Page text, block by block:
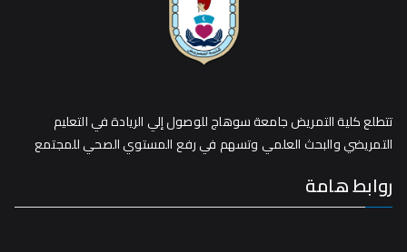
تتطلع كلية التمريض جامعة سوهاج للوصول إلي الريادة في التعليم
التمريضي والبحث العلمي وتسهم في رفع المستوي الصحي للمجتمع
روابط هامة